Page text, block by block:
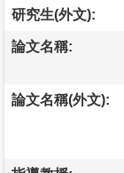
研究生(外文):
論文名稱:
論文名稱(外文):